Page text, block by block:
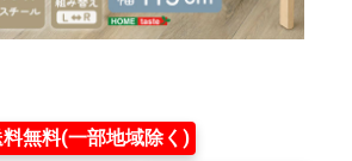
無料(一部地域除く)